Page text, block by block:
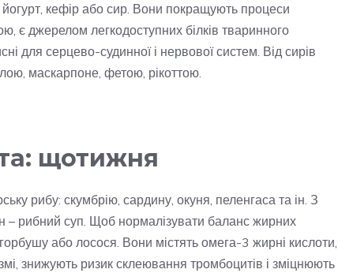
кефір або сир. Вони покращують процеси
є джерелом легкодоступних білків тваринного
для серцево-судинної і нервової систем. Від сирів
маскарпоне, фетою, рікоттою.
щотижня
рибу: скумбрію, сардину, окуня, пеленгаса та ін. З
– рибний суп. Щоб нормалізувати баланс жирних
або лосося. Вони містять омега-3 жирні кислоти,
знижують ризик склеювання тромбоцитів і зміцнюють